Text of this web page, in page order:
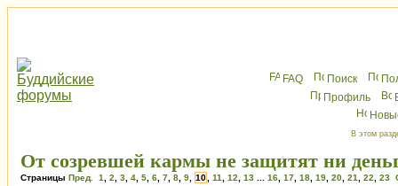
FAQ Поиск
Профиль
В этом
От созревшей кармы не защитят ни
Страницы Пред. 1 2 3 4 5 6 7 8 9 10 11 12 13 16 17 18 19 20 21 22 23